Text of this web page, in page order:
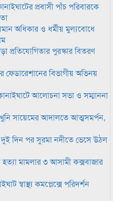
প্রবাসী পাঁচ পরিবারকে
অধিকার ও ধর্মীয় মুল্যবোধে
প্রতিযোগিতার পুরস্কার বিতরণ
ফেডারেশানের বিভাগীয় অভিনয়
আলোচনা সভা ও সম্মাননা
সায়েমের আদালতে আত্মসমর্পন,
দুই দিন পর সুরমা নদীতে ভেসে উঠল
হত্যা মামলার ৩ আসামী কক্সবাজার
স্বাস্থ্য কমপ্লেক্সে পরিদর্শন